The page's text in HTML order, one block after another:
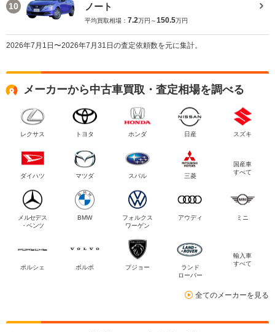
10 ノート
平均買取相場： 7.2万円～150.5万円
2026年7月1日〜2026年7月31日の査定依頼数を元に集計。
メーカーから中古車買取・査定相場を調べる
レクサス トヨタ ホンダ 日産 スズキ
ダイハツ マツダ スバル 三菱
国産車
すべて
メルセデス
・ベンツ
BMW
フォルクス
ワーゲン
アウディ ミニ
ポルシェ ボルボ プジョー
ランド
ローバー
輸入車
すべて
全てのメーカーを見る